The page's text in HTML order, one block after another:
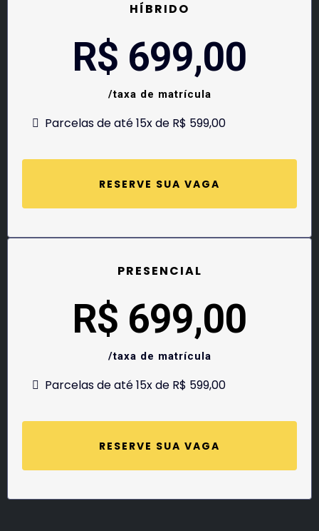
HÍBRIDO
R$ 699,00
/taxa de matrícula
Parcelas de até 15x de R$ 599,00
RESERVE SUA VAGA
PRESENCIAL
R$ 699,00
/taxa de matrícula
Parcelas de até 15x de R$ 599,00
RESERVE SUA VAGA